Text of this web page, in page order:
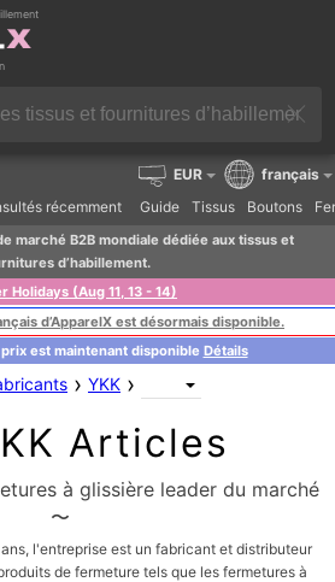
récemment Guide Tissus Boutons
EUR français
marché B2B mondiale dédiée aux tissus et
d’habillement.
Holidays (Aug 11, 13 - 14)
d’ApparelX est désormais disponible.
est maintenant disponible Détails
› YKK ›
Articles
à glissière leader du marché
〜
l'entreprise est un fabricant et distributeur
de fermeture tels que les fermetures à